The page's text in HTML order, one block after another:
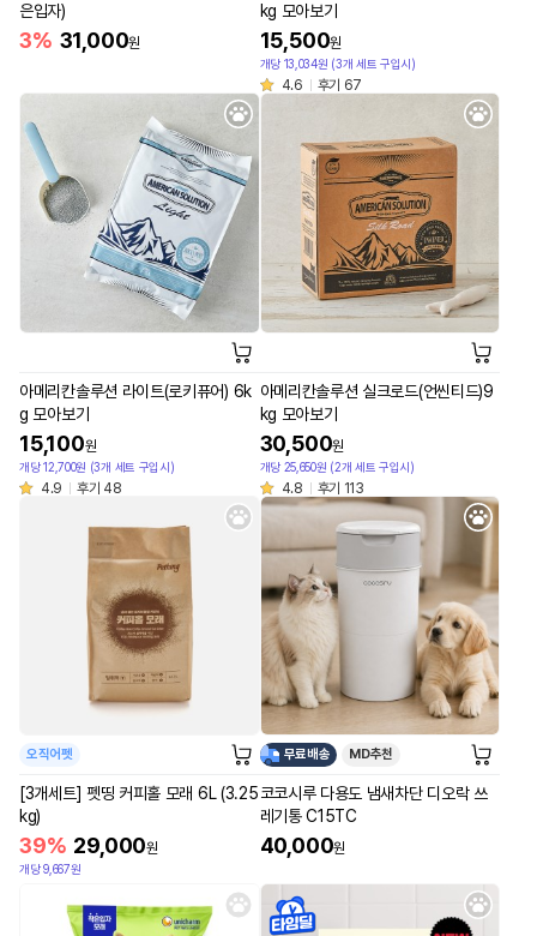
은입자)
3% 31,000원
kg 모아보기
15,500원
개당 13,034원 (3개 세트 구입시)
4.6 후기 67
아메리칸솔루션 라이트(로키퓨어) 6k
g 모아보기
15,100원
개당 12,700원 (3개 세트 구입시)
4.9 후기 48
아메리칸솔루션 실크로드(언씬티드)9
kg 모아보기
30,500원
개당 25,650원 (2개 세트 구입시)
4.8 후기 113
오직어펫
[3개세트] 펫띵 커피홀 모래 6L (3.25
kg)
39% 29,000원
개당 9,667원
무료배송 MD추천
코코시루 다용도 냄새차단 디오락 쓰
레기통 C15TC
40,000원